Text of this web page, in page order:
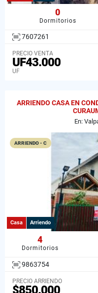
0
Dormitorios
7607261
PRECIO VENTA
UF43.000
UF
ARRIENDO CASA EN
En:
ARRIENDO - C
Casa Arriendo
4
Dormitorios
9863754
PRECIO ARRIENDO
$850.000